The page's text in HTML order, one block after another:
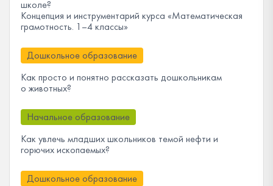
школе?
Концепция и инструментарий курса «Математическая
грамотность. 1–4 классы»
Дошкольное образование
Как просто и понятно рассказать дошкольникам
о животных?
Начальное образование
Как увлечь младших школьников темой нефти и
горючих ископаемых?
Дошкольное образование